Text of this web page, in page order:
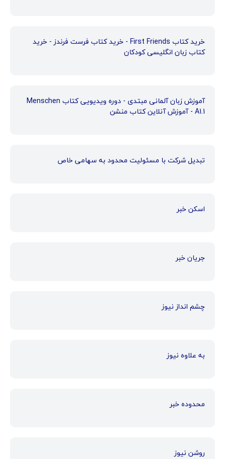
خرید کتاب First Friends - خرید کتاب فرست فرندز - خرید
کتاب زبان انگلیسی کودکان
آموزش زبان آلمانی مبتدی - دوره ویدیویی کتاب Menschen
A1.1 - آموزش آنلاین کتاب منشن
تبدیل شرکت با مسئولیت محدود به سهامی خاص
اسکن خبر
جریان خبر
چشم انداز نیوز
به علاوه نیوز
محدوده خبر
روشن نیوز